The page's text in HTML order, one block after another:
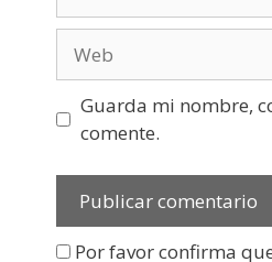
Guarda mi nombre,
comente.
Por favor confirma